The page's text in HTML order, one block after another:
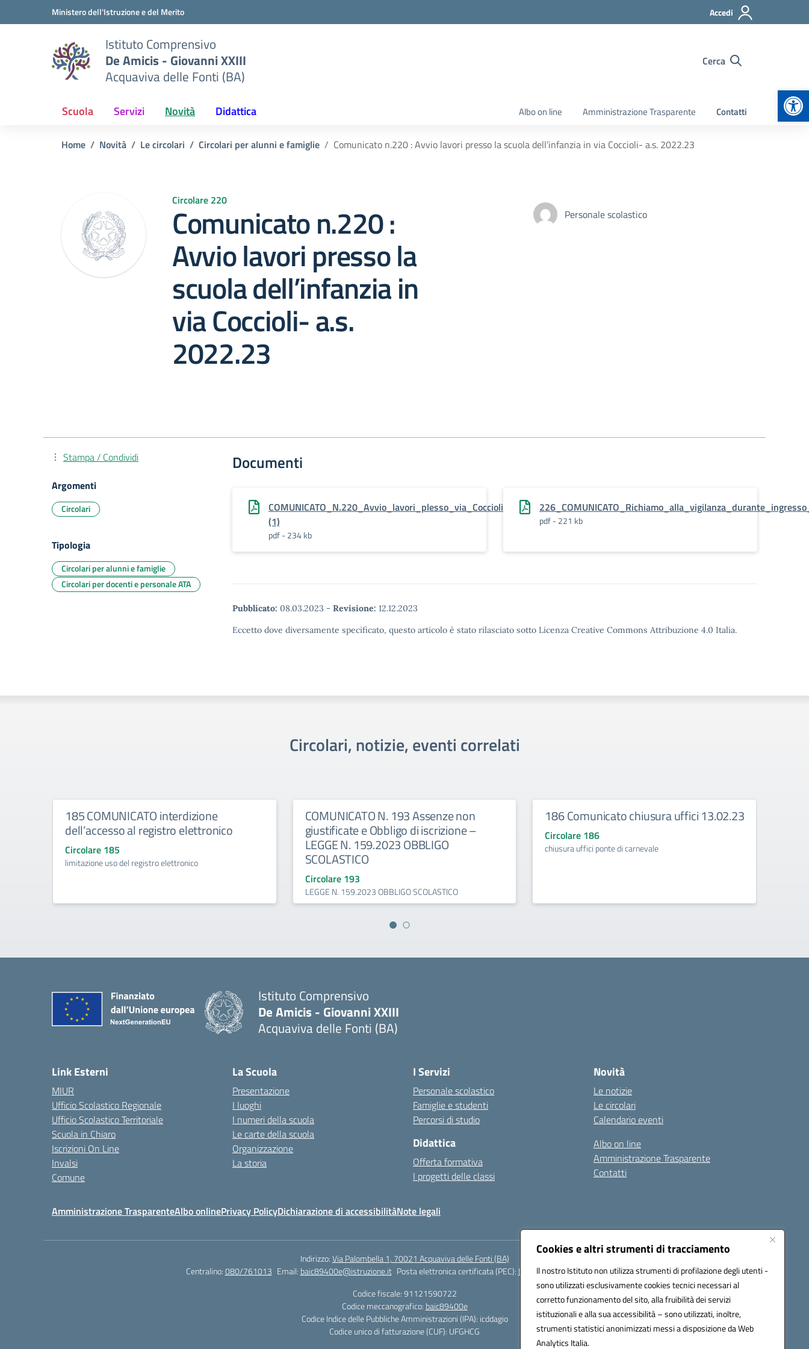
Cookies e altri strumenti di tracciamento
Il nostro Istituto non utilizza strumenti di profilazione degli utenti -
sono utilizzati esclusivamente cookies tecnici necessari al
corretto funzionamento del sito, alla fruibilità dei servizi
istituzionali e alla sua accessibilità – sono utilizzati, inoltre,
strumenti statistici anonimizzati messi a disposizione da Web
Analytics Italia.
Vai ai contenuti
Vai al menu di navigazioneMinistero dell'Istruzione e del Merito Accedi
Istituto Comprensivo
De Amicis - Giovanni XXIII
Acquaviva delle Fonti (BA)
Cerca
Scuola Servizi Novità Didattica Albo on line Amministrazione Trasparente Contatti
Home Novità Le circolari Circolari per alunni e famiglie Comunicato n.220 : Avvio lavori presso la scuola dell’infanzia in via Coccioli- a.s. 2022.23
Circolare 220
Comunicato n.220 :
Avvio lavori presso la
scuola dell’infanzia in
via Coccioli- a.s.
2022.23
Personale scolastico
Documenti
COMUNICATO_N.220_Avvio_lavori_plesso_via_Coccioli_08.03.23
(1)
pdf - 234 kb
pdf - 221 kb
Pubblicato: 08.03.2023 - Revisione: 12.12.2023
Eccetto dove diversamente specificato, questo articolo è stato rilasciato sotto Licenza Creative Commons Attribuzione 4.0 Italia.
Stampa / Condividi
Argomenti
Circolari
Tipologia
Circolari per alunni e famiglie
Circolari per docenti e personale ATA
Circolari, notizie, eventi correlati
185 COMUNICATO interdizione
dell’accesso al registro elettronico
Circolare 185
limitazione uso del registro elettronico
COMUNICATO N. 193 Assenze non
giustificate e Obbligo di iscrizione –
LEGGE N. 159.2023 OBBLIGO
SCOLASTICO
Circolare 193
LEGGE N. 159.2023 OBBLIGO SCOLASTICO
186 Comunicato chiusura uffici 13.02.23
Circolare 186
chiusura uffici ponte di carnevale
Istituto Comprensivo
De Amicis - Giovanni XXIII
Acquaviva delle Fonti (BA)
Link Esterni
MIUR
Ufficio Scolastico Regionale
Ufficio Scolastico Territoriale
Scuola in Chiaro
Iscrizioni On Line
Invalsi
Comune
La Scuola
Presentazione
I luoghi
I numeri della scuola
Le carte della scuola
Organizzazione
La storia
I Servizi
Personale scolastico
Famiglie e studenti
Percorsi di studio
Didattica
Offerta formativa
I progetti delle classi
Novità
Le notizie
Le circolari
Calendario eventi
Albo on line
Amministrazione Trasparente
Contatti
Amministrazione TrasparenteAlbo onlinePrivacy PolicyDichiarazione di accessibilitàNote legali
Indirizzo:Via Palombella 1, 70021 Acquaviva delle Fonti (BA)
Centralino:080/761013 Email: baic89400e@istruzione.it Posta elettronica certificata (PEC): baic89400e@pec.istruzione.it
Codice fiscale: 91121590722
Codice meccanografico: baic89400e
Codice Indice delle Pubbliche Amministrazioni (IPA): icddagio
Codice unico di fatturazione (CUF): UFGHCG